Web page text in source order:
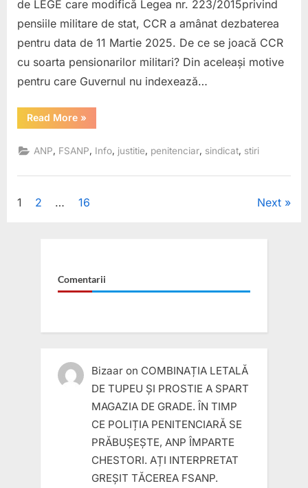
CCR?
politic?
de LEGE care modifică Legea nr. 223/2015privind
pensiile militare de stat, CCR a amânat dezbaterea
pentru data de 11 Martie 2025. De ce se joacă CCR
cu soarta pensionarilor militari? Din aceleași motive
pentru care Guvernul nu indexează…
Read More“(48)
Curtea
a
României
amână
pensiile
Instrument
politic?”
»
ANP, FSANP, Info, justitie, penitenciar, sindicat, stiri
Posts
1 2 … 16 Next
Comentarii
Bizaar on COMBINAȚIA LETALĂ
DE TUPEU ȘI PROSTIE A SPART
MAGAZIA DE GRADE. ÎN TIMP
CE POLIȚIA PENITENCIARĂ SE
PRĂBUȘEȘTE, ANP ÎMPARTE
CHESTORI. AȚI INTERPRETAT
GREȘIT TĂCEREA FSANP.